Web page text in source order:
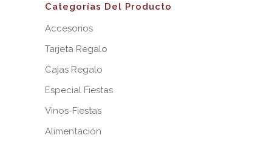
Categorías Del Producto
Accesorios
Tarjeta Regalo
Cajas Regalo
Especial Fiestas
Vinos-Fiestas
Alimentación